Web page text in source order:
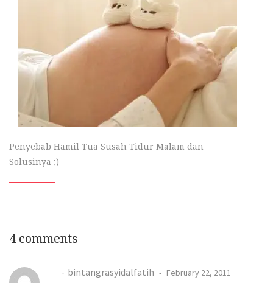
Penyebab Hamil Tua Susah Tidur Malam dan
Solusinya ;)
4 comments
bintangrasyidalfatih
February 22, 2011